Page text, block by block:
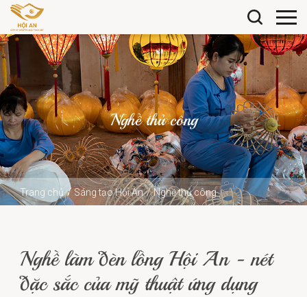
Nghề thủ công
Trang chủ Sáng tạo Hội An
Nghề thủ công
Nghề làm đèn lồng Hội An - nét
đặc sắc của mỹ thuật ứng dụng